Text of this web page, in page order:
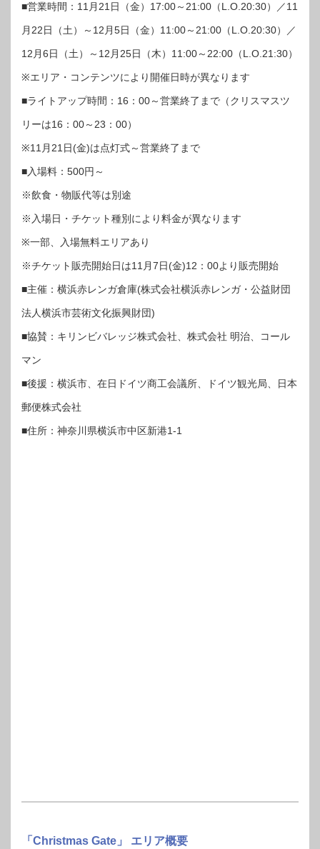
■営業時間：11月21日（金）17:00～21:00（L.O.20:30）／11
月22日（土）～12月5日（金）11:00～21:00（L.O.20:30）／
12月6日（土）～12月25日（木）11:00～22:00（L.O.21:30）
※エリア・コンテンツにより開催日時が異なります
■ライトアップ時間：16：00～営業終了まで（クリスマスツ
リーは16：00～23：00）
※11月21日(金)は点灯式～営業終了まで
■入場料：500円～
※飲食・物販代等は別途
※入場日・チケット種別により料金が異なります
※一部、入場無料エリアあり
※チケット販売開始日は11月7日(金)12：00より販売開始
■主催：横浜赤レンガ倉庫(株式会社横浜赤レンガ・公益財団
法人横浜市芸術文化振興財団)
■協賛：キリンビバレッジ株式会社、株式会社 明治、コール
マン
■後援：横浜市、在日ドイツ商工会議所、ドイツ観光局、日本
郵便株式会社
■住所：神奈川県横浜市中区新港1-1
「Christmas Gate」 エリア概要